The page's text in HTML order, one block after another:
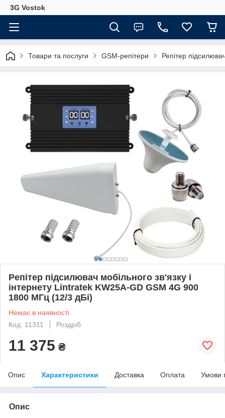
3G Vostok
Товари та послуги GSM-репітери Репітер
Репітер підсилювач мобільного зв'язку і
інтернету Lintratek KW25A-GD GSM 4G 900
1800 МГц (12/3 дБі)
Немає в наявності
Код: 11311
Роздріб
11 375 ₴
Опис Характеристики Доставка Оплата Умови
Опис